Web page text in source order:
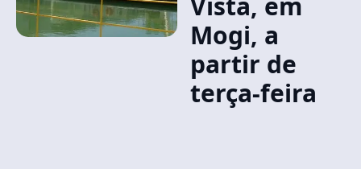
Mogi, a
partir de
terça-feira